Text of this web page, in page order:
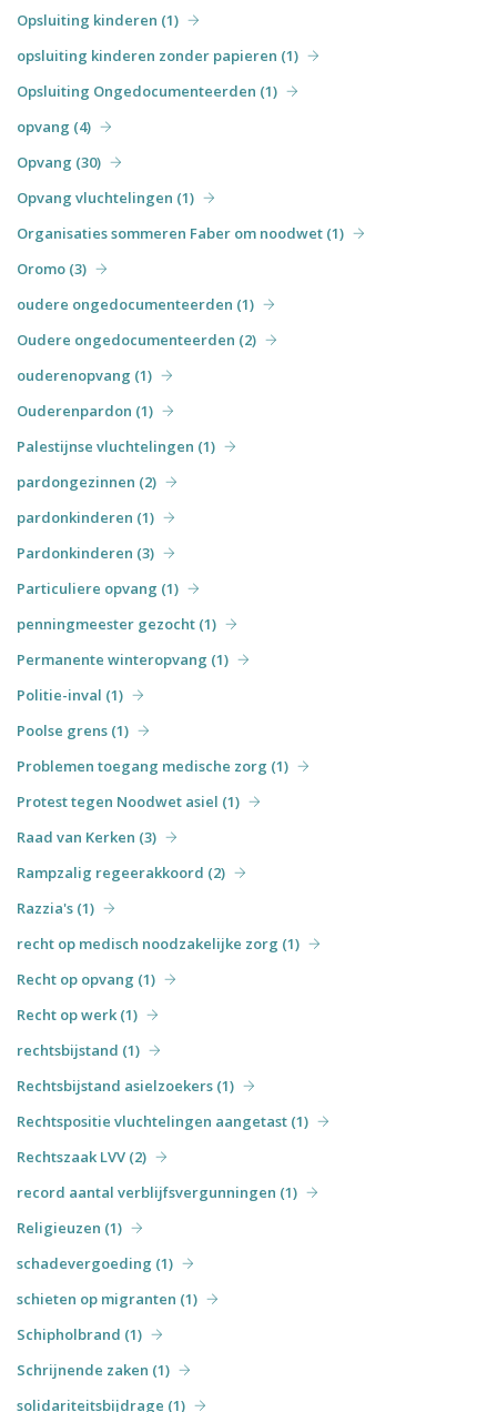
Opsluiting kinderen (1)
opsluiting kinderen zonder papieren (1)
Opsluiting Ongedocumenteerden (1)
opvang (4)
Opvang (30)
Opvang vluchtelingen (1)
Organisaties sommeren Faber om noodwet (1)
Oromo (3)
oudere ongedocumenteerden (1)
Oudere ongedocumenteerden (2)
ouderenopvang (1)
Ouderenpardon (1)
Palestijnse vluchtelingen (1)
pardongezinnen (2)
pardonkinderen (1)
Pardonkinderen (3)
Particuliere opvang (1)
penningmeester gezocht (1)
Permanente winteropvang (1)
Politie-inval (1)
Poolse grens (1)
Problemen toegang medische zorg (1)
Protest tegen Noodwet asiel (1)
Raad van Kerken (3)
Rampzalig regeerakkoord (2)
Razzia's (1)
recht op medisch noodzakelijke zorg (1)
Recht op opvang (1)
Recht op werk (1)
rechtsbijstand (1)
Rechtsbijstand asielzoekers (1)
Rechtspositie vluchtelingen aangetast (1)
Rechtszaak LVV (2)
record aantal verblijfsvergunningen (1)
Religieuzen (1)
schadevergoeding (1)
schieten op migranten (1)
Schipholbrand (1)
Schrijnende zaken (1)
solidariteitsbijdrage (1)